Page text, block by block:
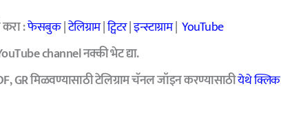
:फेसबुक|टेलिग्राम|ट्विटर|इन्स्टाग्राम|YouTube
channel नक्की भेट द्या.
GR मिळवण्यासाठी टेलिग्राम चॅनल जॉइन करण्यासाठीयेथे क्लिक